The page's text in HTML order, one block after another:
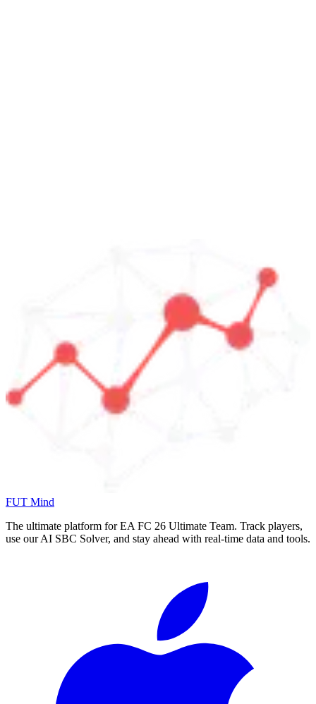
FUT Mind
The ultimate platform for EA FC 26 Ultimate Team. Track players,
use our AI SBC Solver, and stay ahead with real-time data and tools.